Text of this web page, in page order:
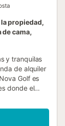
propiedad,
cama,
y tranquilas
de alquiler
Golf es
donde el
para
que